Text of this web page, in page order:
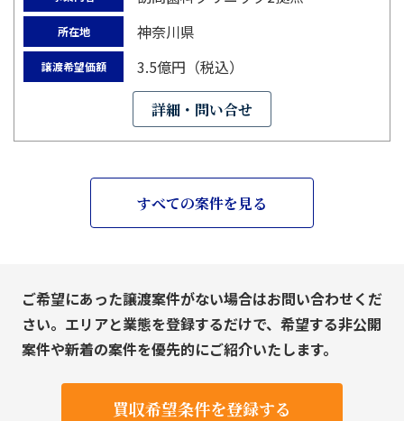
所在地 神奈川県
譲渡希望価額 3.5億円（税込）
詳細・問い合せ
すべての案件を見る
ご希望にあった譲渡案件がない場合はお問い合わせくだ
さい。エリアと業態を登録するだけで、希望する非公開
案件や新着の案件を優先的にご紹介いたします。
買収希望条件を登録する